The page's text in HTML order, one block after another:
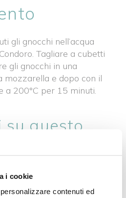
i cookie
contenuti ed
gli gnocchi nell’acqua
Tagliare a cubetti
gli gnocchi in una
mozzarella e dopo con il
a 200°C per 15 minuti.
su questo